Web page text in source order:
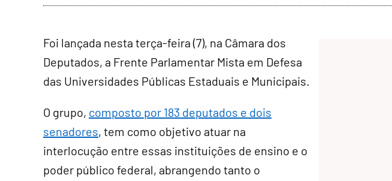
Foi lançada nesta terça-feira (7), na Câmara dos
Deputados, a Frente Parlamentar Mista em Defesa
das Universidades Públicas Estaduais e Municipais.
O grupo, composto por 183 deputados e dois
senadores, tem como objetivo atuar na
interlocução entre essas instituições de ensino e o
poder público federal, abrangendo tanto o